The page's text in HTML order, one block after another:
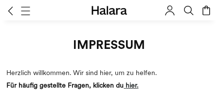
IMPRESSUM
Herzlich willkommen. Wir sind hier, um zu helfen.
Für häufig gestellte Fragen, klicken du hier.